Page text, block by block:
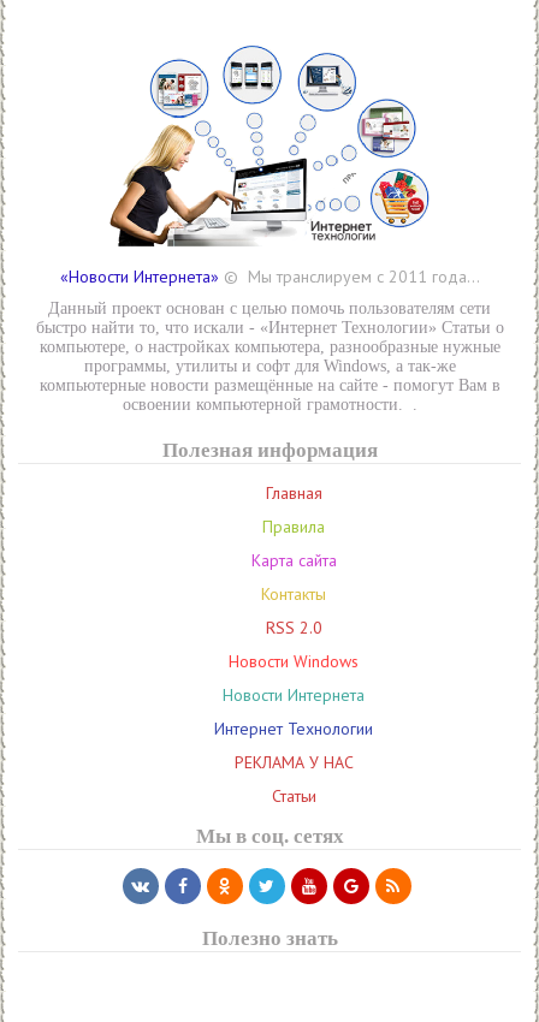
«Новости Интернета» © Мы транслируем с 2011 года...
Данный проект основан с целью помочь пользователям сети
быстро найти то, что искали - «Интернет Технологии» Статьи о
компьютере, о настройках компьютера, разнообразные нужные
программы, утилиты и софт для Windows, а так-же
компьютерные новости размещённые на сайте - помогут Вам в
освоении компьютерной грамотности. .
Полезная информация
Главная
Правила
Карта сайта
Контакты
RSS 2.0
Новости Windows
Новости Интернета
Интернет Технологии
РЕКЛАМА У НАС
Статьи
Мы в соц. сетях
Полезно знать